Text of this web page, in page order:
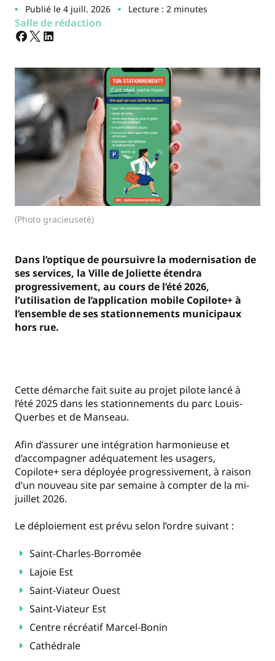
Publié le 4 juill. 2026 Lecture : 2 minutes
Salle de rédaction
(Photo gracieuseté)
Dans l’optique de poursuivre la modernisation de
ses services, la Ville de Joliette étendra
progressivement, au cours de l’été 2026,
l’utilisation de l’application mobile Copilote+ à
l’ensemble de ses stationnements municipaux
hors rue.
Cette démarche fait suite au projet pilote lancé à
l’été 2025 dans les stationnements du parc Louis-
Querbes et de Manseau.
Afin d’assurer une intégration harmonieuse et
d’accompagner adéquatement les usagers,
Copilote+ sera déployée progressivement, à raison
d’un nouveau site par semaine à compter de la mi-
juillet 2026.
Le déploiement est prévu selon l’ordre suivant :
Saint-Charles-Borromée
Lajoie Est
Saint-Viateur Ouest
Saint-Viateur Est
Centre récréatif Marcel-Bonin
Cathédrale